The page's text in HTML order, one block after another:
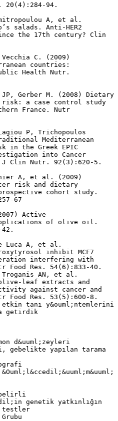
20(4):284-94.
A, et al.
salads. Anti-HER2
the 17th century? Clin
C. (2009)
countries:
Health Nutr.
JP, Gerber M. (2008) Dietary
risk: a case control study
France. Nutr
P, Trichopoulos
Mediterranean
in the Greek EPIC
into Cancer
Clin Nutr. 92(3):620-5.
A, et al. (2009)
risk and dietary
cohort study.
67
Active
of olive oil.
Luca A, et al.
inhibit MCF7
interfering with
Food Res. 54(6):833-40.
Troganis AN, et al.
leaf extracts and
against cancer and
Food Res. 53(5):600-8.
tanı y&ouml;ntemlerini
getirdik
d&uuml;zeyleri
gebelikte yapılan tarama
belirli
genetik yatkınlığın
testler